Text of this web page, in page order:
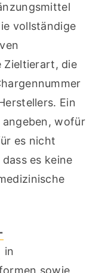
vollständige
Zieltierart, die
Ein
wofür
es nicht
es keine
in